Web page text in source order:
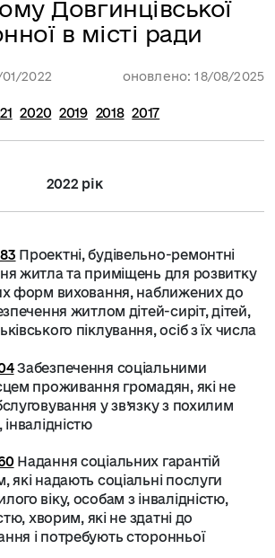
Довгинцівської
в місті ради
2022 оновлено: 18/08/2025
2020 2019 2018 2017
2022 рік
Проектні, будівельно-ремонтні
житла та приміщень для розвитку
форм виховання, наближених до
житлом дітей-сиріт, дітей,
піклування, осіб з їх числа
Забезпечення соціальними
проживання громадян, які не
у зв’язку з похилим
Надання соціальних гарантій
які надають соціальні послуги
віку, особам з інвалідністю,
хворим, які не здатні до
і потребують сторонньої